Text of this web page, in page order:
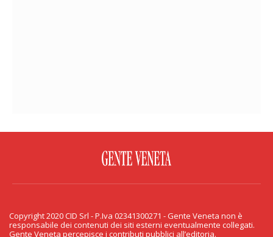
PRIVACY & COOKIE
Copyright 2020 CID Srl - P.Iva 02341300271 - Gente Veneta non è
responsabile dei contenuti dei siti esterni eventualmente collegati.
Gente Veneta percepisce i contributi pubblici all’editoria.